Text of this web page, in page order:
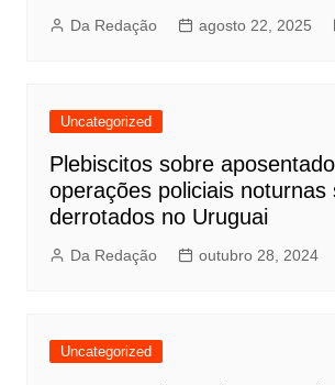
Da Redação agosto 22, 2025
Uncategorized
Plebiscitos sobre
operações policiais noturnas
derrotados no Uruguai
Da Redação outubro 28, 2024
Uncategorized